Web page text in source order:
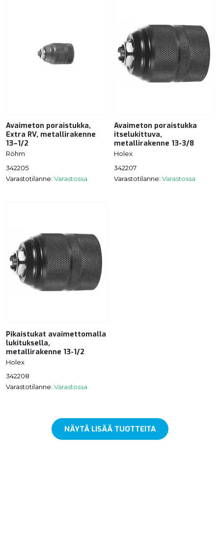
Avaimeton poraistukka,
Extra RV, metallirakenne
13–1/2
Röhm
342205
Varastotilanne: Varastossa
Avaimeton poraistukka
itselukittuva,
metallirakenne 13-3/8
Holex
342207
Varastotilanne: Varastossa
Pikaistukat avaimettomalla
lukituksella,
metallirakenne 13-1/2
Holex
342208
Varastotilanne: Varastossa
NÄYTÄ LISÄÄ TUOTTEITA